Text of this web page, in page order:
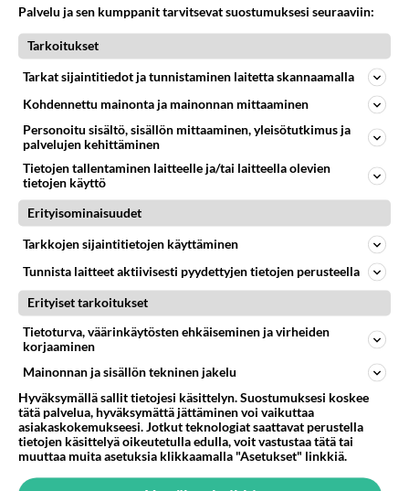
huomasin, että kauhea vihellys kuuluu aina välillä
puhelun aikana.....
03.03.2006 15:27 0
GSM Suomi & YT
Mielenkiintoista Taloussanomista hankittua_:
TS260309 ************** " GSM Suomi irtisanoo ja
rekrytoi GSM Suomi irtisa...
Palvelu ja sen kumppanit tarvitsevat suostumuksesi seuraaviin:
Tarkoitukset
Tarkat sijaintitiedot ja tunnistaminen laitetta skannaamalla
Kohdennettu mainonta ja mainonnan mittaaminen
Personoitu sisältö, sisällön mittaaminen, yleisötutkimus ja
palvelujen kehittäminen
Tietojen tallentaminen laitteelle ja/tai laitteella olevien
tietojen käyttö
Erityisominaisuudet
Tarkkojen sijaintitietojen käyttäminen
Tunnista laitteet aktiivisesti pyydettyjen tietojen perusteella
Erityiset tarkoitukset
Tietoturva, väärinkäytösten ehkäiseminen ja virheiden
korjaaminen
Mainonnan ja sisällön tekninen jakelu
Hyväksymällä sallit tietojesi käsittelyn. Suostumuksesi koskee
tätä palvelua, hyväksymättä jättäminen voi vaikuttaa
asiakaskokemukseesi. Jotkut teknologiat saattavat perustella
tietojen käsittelyä oikeutetulla edulla, voit vastustaa tätä tai
muuttaa muita asetuksia klikkaamalla "Asetukset" linkkiä.